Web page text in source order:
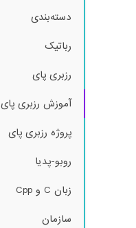
دسته‌بندی
رباتیک
رزبری پای
آموزش رزبری پای
پروژه رزبری پای
روبو-پدیا
زبان C و Cpp
سازمان